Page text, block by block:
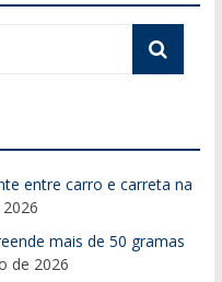
entre carro e carreta na
mais de 50 gramas
de 2026